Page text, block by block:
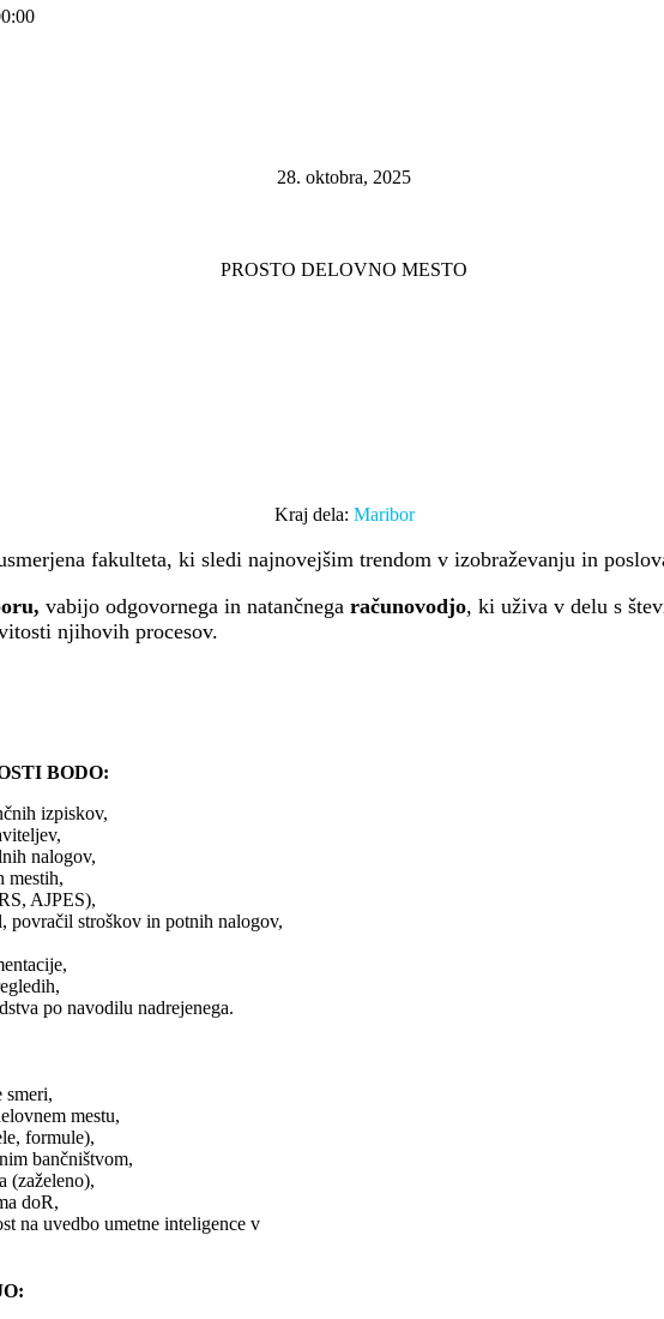
28. oktobra, 2025
PROSTO DELOVNO MESTO
Kraj dela: Maribor
fakulteta, ki sledi najnovejšim trendom v izobraževanju in
vabijo odgovornega in natančnegaračunovodjo, ki uživa v delu s
njihovih procesov.
BODO:
izpiskov,
nalogov,
mestih,
AJPES),
povračil stroškov in potnih nalogov,
po navodilu nadrejenega.
smeri,
mestu,
formule),
bančništvom,
(zaželeno),
doR,
na uvedbo umetne inteligence v